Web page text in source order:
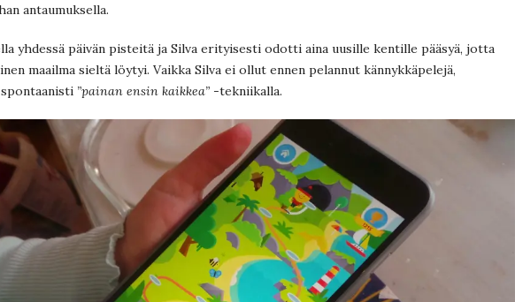
antaumuksella.
yhdessä päivän pisteitä ja Silva erityisesti odotti aina uusille kentille pääsyä, jotta
maailma sieltä löytyi. Vaikka Silva ei ollut ennen pelannut kännykkäpelejä,
”painan ensin kaikkea” -tekniikalla.